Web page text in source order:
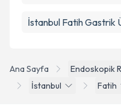
Ana Sayfa
Endoskopik
İstanbul
Fatih
İstanbul Fatih Gastrik